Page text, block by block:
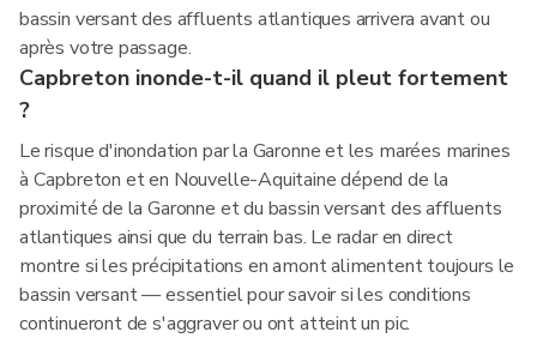
bassin versant des affluents atlantiques arrivera avant ou
après votre passage.
Capbreton inonde-t-il quand il pleut fortement
?
Le risque d'inondation par la Garonne et les marées marines
à Capbreton et en Nouvelle-Aquitaine dépend de la
proximité de la Garonne et du bassin versant des affluents
atlantiques ainsi que du terrain bas. Le radar en direct
montre si les précipitations en amont alimentent toujours le
bassin versant — essentiel pour savoir si les conditions
continueront de s'aggraver ou ont atteint un pic.